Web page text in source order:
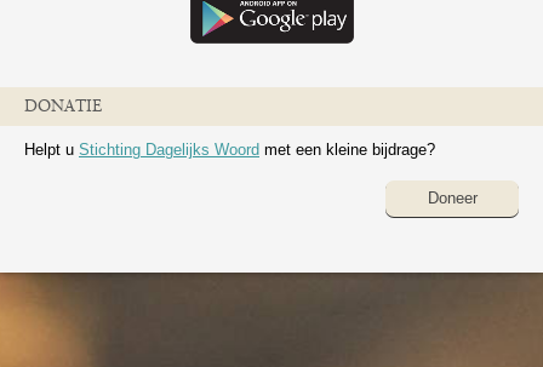
DONATIE
Helpt u Stichting Dagelijks Woord met een kleine bijdrage?
Doneer